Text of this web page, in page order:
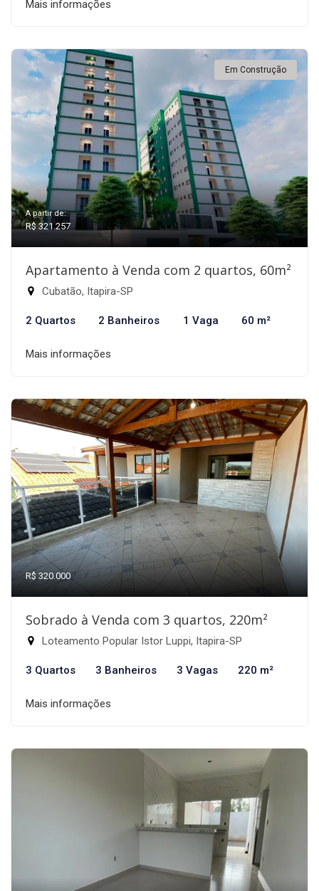
Mais informações
Em Construção
A partir de:
R$ 321.257
Apartamento à Venda com 2 quartos, 60m²
Cubatão, Itapira-SP
2 Quartos 2 Banheiros 1 Vaga 60 m²
Mais informações
R$ 320.000
Sobrado à Venda com 3 quartos, 220m²
Loteamento Popular Istor Luppi, Itapira-SP
3 Quartos 3 Banheiros 3 Vagas 220 m²
Mais informações